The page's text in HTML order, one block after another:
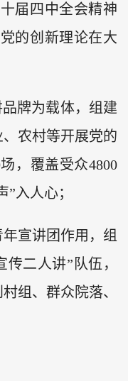
届四中全会精神
的创新理论在大
牌为载体，组建
农村等开展党的
，覆盖受众4800
入人心；
宣讲团作用，组
二人讲”队伍，
组、群众院落、